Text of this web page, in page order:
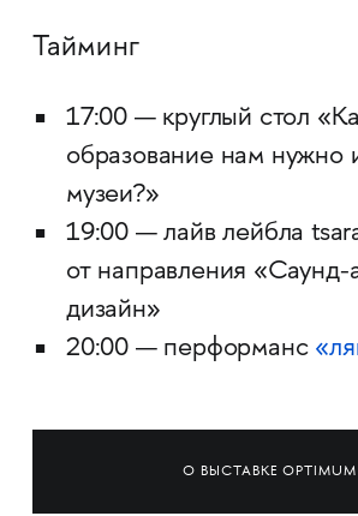
Тайминг
17:00 — круглый стол
образование нам нужно
музеи?»
19:00 — лайв лейбла
от направления «Саунд-
дизайн»
20:00 — перформанс
О ВЫСТАВКЕ OPTIMUM